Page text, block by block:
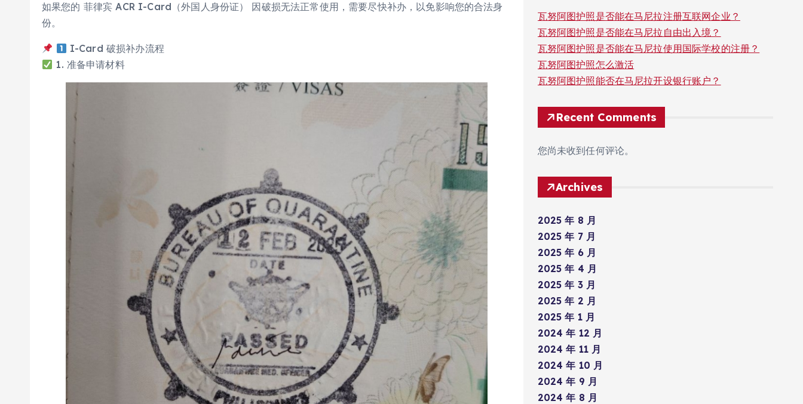
如果您的 菲律宾 ACR I-Card（外国人身份证） 因破损无法正常使用，需要尽快补办，以免影响您的合法身
份。
I-Card 破损补办流程
1. 准备申请材料
瓦努阿图护照是否能在马尼拉注册互联网企业？
瓦努阿图护照是否能在马尼拉自由出入境？
瓦努阿图护照是否能在马尼拉使用国际学校的注册？
瓦努阿图护照怎么激活
瓦努阿图护照能否在马尼拉开设银行账户？
Recent Comments
您尚未收到任何评论。
Archives
2025 年 8 月
2025 年 7 月
2025 年 6 月
2025 年 4 月
2025 年 3 月
2025 年 2 月
2025 年 1 月
2024 年 12 月
2024 年 11 月
2024 年 10 月
2024 年 9 月
2024 年 8 月